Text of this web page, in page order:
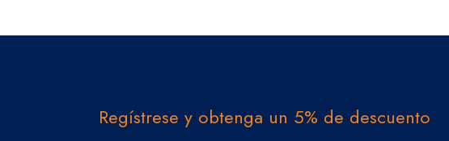
Regístrese y obtenga un 5% de descuento